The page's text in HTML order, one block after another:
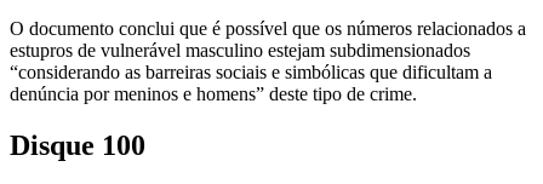
O documento conclui que é possível que os números relacionados a
estupros de vulnerável masculino estejam subdimensionados
“considerando as barreiras sociais e simbólicas que dificultam a
denúncia por meninos e homens” deste tipo de crime.
Disque 100